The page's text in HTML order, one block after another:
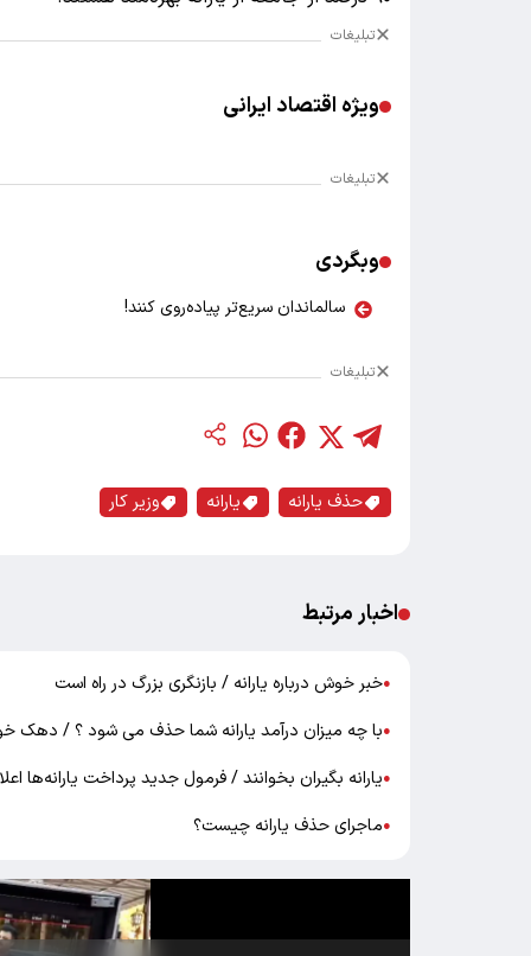
تبلیغات
ویژه اقتصاد ایرانی
تبلیغات
وبگردی
سالماندان سریع‌تر پیاده‌روی کنند!
تبلیغات
حذف یارانه یارانه وزیر کار
اخبار مرتبط
●خبر خوش درباره یارانه / بازنگری بزرگ در راه است
●با چه میزان درآمد یارانه شما حذف می شود ؟ / دهک
●یارانه بگیران بخوانند / فرمول جدید پرداخت یارانه‌ها
●ماجرای حذف یارانه‌ چیست؟